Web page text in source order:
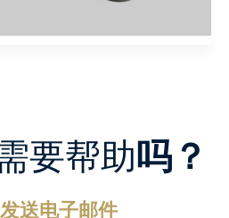
要帮助吗？
送电子邮件